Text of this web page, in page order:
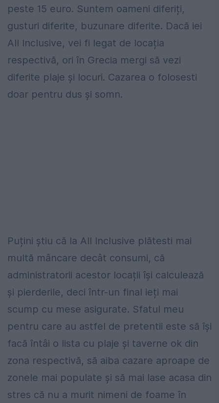
peste 15 euro. Suntem oameni diferiți,
gusturi diferite, buzunare diferite. Dacă iei
All Inclusive, vei fi legat de locația
respectivă, ori în Grecia mergi să vezi
diferite plaje și locuri. Cazarea o folosesti
doar pentru dus și somn.
Puțini știu că la All Inclusive plătesti mai
multă mâncare decât consumi, că
administratorii acestor locații își calculează
și pierderile, deci într-un final ieți mai
scump cu mese asigurate. Sfatul meu
pentru care au astfel de pretentii este să își
facă întâi o lista cu plaje și taverne ok din
zona respectivă, să aiba cazare aproape de
zonele mai populate și să mai lase acasa din
stres că nu a murit nimeni de foame în